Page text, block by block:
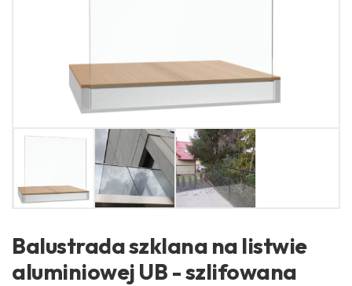
Balustrada szklana na listwie
aluminiowej UB - szlifowana